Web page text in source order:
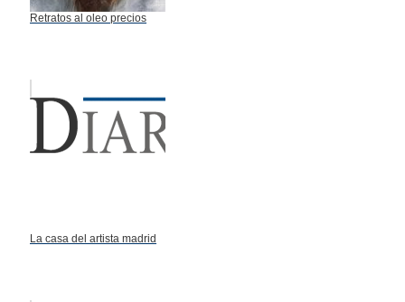
Retratos al oleo precios
La casa del artista madrid